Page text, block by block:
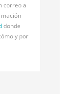
correo a
donde
y por